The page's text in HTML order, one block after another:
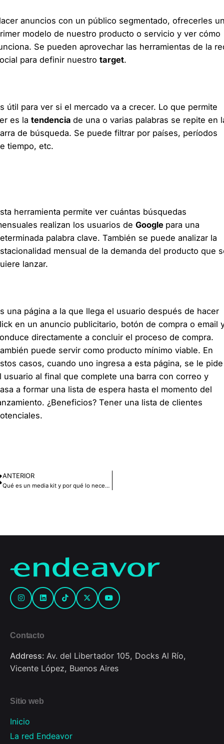
anuncios con un público segmentado, ofrecerles
modelo de nuestro producto o servicio y ver cómo
Se pueden aprovechar las herramientas de la
para definir nuestro target.
útil para ver si el mercado va a crecer. Lo que permite
es la tendencia de una o varias palabras se repite en
de búsqueda. Se puede filtrar por países, períodos
tiempo, etc.
herramienta permite ver cuántas búsquedas
realizan los usuarios de Google para una
palabra clave. También se puede analizar la
mensual de la demanda del producto que
lanzar.
una página a la que llega el usuario después de hacer
en un anuncio publicitario, botón de compra o email
directamente a concluir el proceso de compra.
puede servir como producto mínimo viable. En
casos, cuando uno ingresa a esta página, se le pide
usuario al final que complete una barra con correo y
a formar una lista de espera hasta el momento del
¿Beneficios? Tener una lista de clientes
ANTERIOR
Qué es un media kit y por qué lo necesitás en tu empresa
Contacto
Address: Av. del Libertador 105, Docks Al Río,
Vicente López, Buenos Aires
Sitio web
Inicio
La red Endeavor